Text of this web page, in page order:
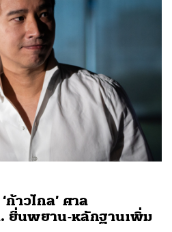
ก้าวไกล’ ศาล
ยื่นพยาน-หลักฐานเพิ่ม